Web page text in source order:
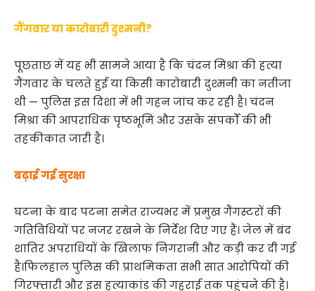
गैंगवार या कारोबारी दुश्मनी?
पूछताछ में यह भी सामने आया है कि चंदन मिश्रा की हत्या
गैंगवार के चलते हुई या किसी कारोबारी दुश्मनी का नतीजा
थी — पुलिस इस दिशा में भी गहन जांच कर रही है। चंदन
मिश्रा की आपराधिक पृष्ठभूमि और उसके संपर्कों की भी
तहकीकात जारी है।
बढ़ाई गई सुरक्षा
घटना के बाद पटना समेत राज्यभर में प्रमुख गैंगस्टरों की
गतिविधियों पर नजर रखने के निर्देश दिए गए हैं। जेल में बंद
शातिर अपराधियों के खिलाफ निगरानी और कड़ी कर दी गई
है।फिलहाल पुलिस की प्राथमिकता सभी सात आरोपियों की
गिरफ्तारी और इस हत्याकांड की गहराई तक पहुंचने की है।